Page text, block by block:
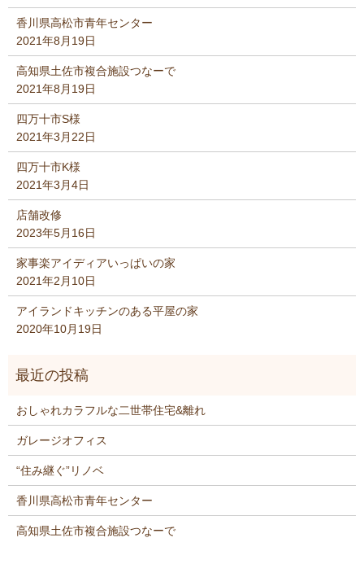
香川県高松市青年センター
2021年8月19日
高知県土佐市複合施設つなーで
2021年8月19日
四万十市S様
2021年3月22日
四万十市K様
2021年3月4日
店舗改修
2023年5月16日
家事楽アイディアいっぱいの家
2021年2月10日
アイランドキッチンのある平屋の家
2020年10月19日
おしゃれカラフルな二世帯住宅&離れ
ガレージオフィス
“住み継ぐ”リノベ
香川県高松市青年センター
高知県土佐市複合施設つなーで